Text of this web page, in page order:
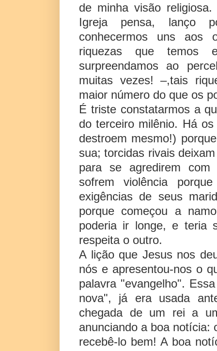
de minha visão
Igreja pensa, lanço
conhecermos uns aos
riquezas que temos
surpreendamos ao
muitas vezes! –,tais
maior número do que os
É triste constatarmos a
do terceiro milênio. Há
destroem mesmo!)
sua; torcidas rivais
para se agredirem
sofrem violência
exigências de seus
porque começou a
poderia ir longe, e teria
respeita o outro.
A lição que Jesus nos
nós e apresentou-nos o
palavra "evangelho".
nova", já era usada
chegada de um rei a
anunciando a boa notícia:
recebê-lo bem! A boa